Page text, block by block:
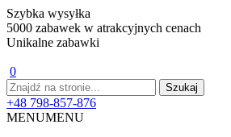
Szybka wysyłka
5000 zabawek w atrakcyjnych cenach
Unikalne zabawki
0
+48 798-857-876
MENUMENU